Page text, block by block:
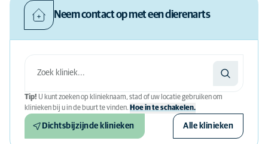
Neem contact op met een dierenarts
Tip! U kunt zoeken op klinieknaam, stad of uw locatie gebruiken om
klinieken bij u in de buurt te vinden. Hoe in te schakelen.
Dichtsbijzijnde klinieken Alle klinieken